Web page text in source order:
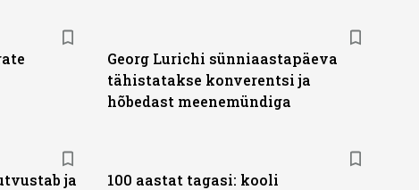
Georg Lurichi sünniaastapäeva
tähistatakse konverentsi ja
hõbedast meenemündiga
ja
100 aastat tagasi: kooli